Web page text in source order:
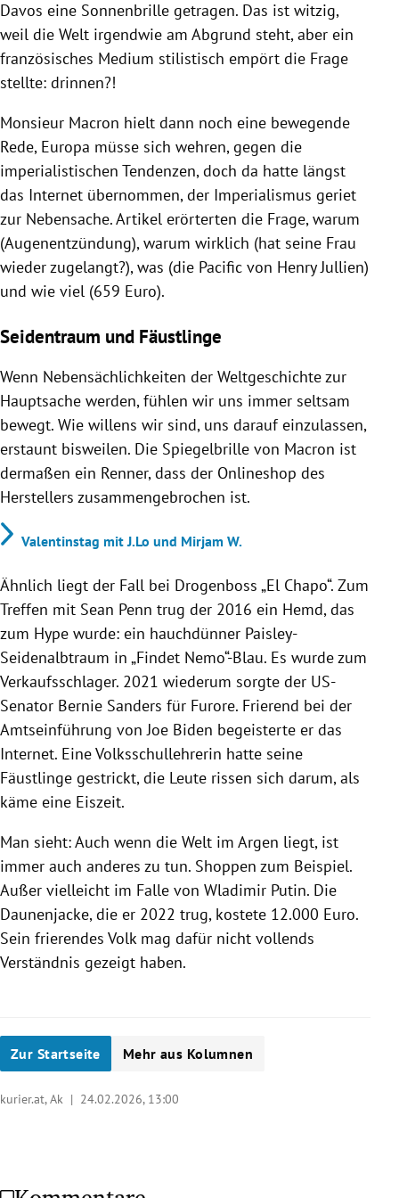
Davos eine Sonnenbrille getragen. Das ist witzig,
weil die Welt irgendwie am Abgrund steht, aber ein
französisches Medium stilistisch empört die Frage
stellte: drinnen?!
Monsieur Macron hielt dann noch eine bewegende
Rede, Europa müsse sich wehren, gegen die
imperialistischen Tendenzen, doch da hatte längst
das Internet übernommen, der Imperialismus geriet
zur Nebensache. Artikel erörterten die Frage, warum
(Augenentzündung), warum wirklich (hat seine Frau
wieder zugelangt?), was (die Pacific von Henry Jullien)
und wie viel (659 Euro).
Seidentraum und Fäustlinge
Wenn Nebensächlichkeiten der Weltgeschichte zur
Hauptsache werden, fühlen wir uns immer seltsam
bewegt. Wie willens wir sind, uns darauf einzulassen,
erstaunt bisweilen. Die Spiegelbrille von Macron ist
dermaßen ein Renner, dass der Onlineshop des
Herstellers zusammengebrochen ist.
Valentinstag mit J.Lo und Mirjam W.
Ähnlich liegt der Fall bei Drogenboss „El Chapo“. Zum
Treffen mit Sean Penn trug der 2016 ein Hemd, das
zum Hype wurde: ein hauchdünner Paisley-
Seidenalbtraum in „Findet Nemo“-Blau. Es wurde zum
Verkaufsschlager. 2021 wiederum sorgte der US-
Senator Bernie Sanders für Furore. Frierend bei der
Amtseinführung von Joe Biden begeisterte er das
Internet. Eine Volksschullehrerin hatte seine
Fäustlinge gestrickt, die Leute rissen sich darum, als
käme eine Eiszeit.
Man sieht: Auch wenn die Welt im Argen liegt, ist
immer auch anderes zu tun. Shoppen zum Beispiel.
Außer vielleicht im Falle von Wladimir Putin. Die
Daunenjacke, die er 2022 trug, kostete 12.000 Euro.
Sein frierendes Volk mag dafür nicht vollends
Verständnis gezeigt haben.
Zur Startseite Mehr aus Kolumnen
kurier.at, Ak | 24.02.2026, 13:00